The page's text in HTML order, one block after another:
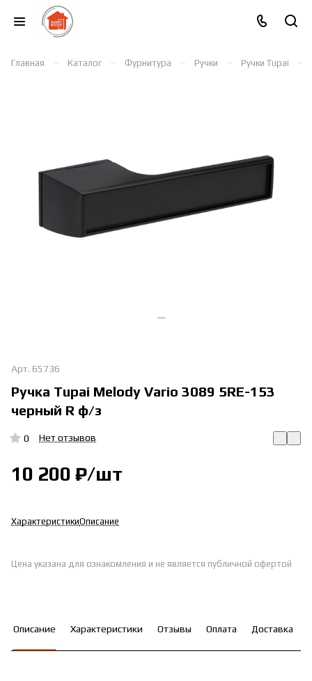
Главная – Каталог – Фурнитура – Ручки – Ручки Tupai –
Арт. 65736
Ручка Tupai Melody Vario 3089 5RE-153
черный R ф/з
0 Нет отзывов
10 200 ₽/шт
ХарактеристикиОписание
Цена указана для ознакомления и не является публичной офертой
Описание Характеристики Отзывы Оплата Доставка